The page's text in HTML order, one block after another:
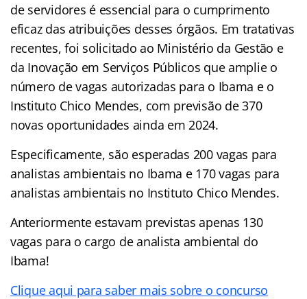
de servidores é essencial para o cumprimento
eficaz das atribuições desses órgãos. Em tratativas
recentes, foi solicitado ao Ministério da Gestão e
da Inovação em Serviços Públicos que amplie o
número de vagas autorizadas para o Ibama e o
Instituto Chico Mendes, com previsão de 370
novas oportunidades ainda em 2024.
Especificamente, são esperadas 200 vagas para
analistas ambientais no Ibama e 170 vagas para
analistas ambientais no Instituto Chico Mendes.
Anteriormente estavam previstas apenas 130
vagas para o cargo de analista ambiental do
Ibama!
Clique aqui para saber mais sobre o concurso